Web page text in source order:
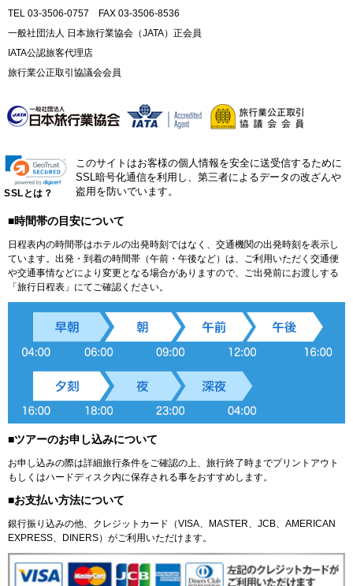
TEL 03-3506-0757 FAX 03-3506-8536
一般社団法人 日本旅行業協会（JATA）正会員
IATA公認旅客代理店
旅行業公正取引協議会会員
SSLとは？
このサイトはお客様の個人情報を安全に送受信するために
SSL暗号化通信を利用し、第三者によるデータの改ざんや
盗用を防いでいます。
■時間帯の目安について
日程表内の時間帯はホテルの出発時刻ではなく、交通機関の出発時刻を表示し
ています。出発・到着の時間帯（午前・午後など）は、ご利用いただく交通便
や交通事情などにより変更となる場合がありますので、ご出発前にお渡しする
「旅行日程表」にてご確認ください。
■ツアーのお申し込みについて
お申し込みの際は詳細旅行条件をご確認の上、旅行終了時までプリントアウト
もしくはハードディスク内に保存される事をおすすめします。
■お支払い方法について
銀行振り込みの他、クレジットカード（VISA、MASTER、JCB、AMERICAN
EXPRESS、DINERS）がご利用いただけます。